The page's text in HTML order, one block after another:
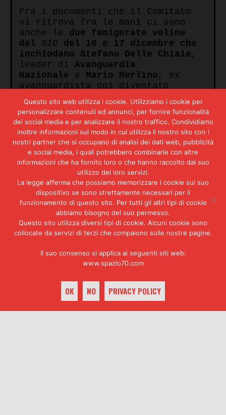
Fra i documenti che il Comitato
si ritrova fra le mani ci sono
anche le due famigerate veline
del SID del 16 e 17 dicembre che
inchiodano Stefano Delle Chiaie ,
leader di Avanguardia
Nazionale e Mario Merlino , ex
avanguardista poi diventato
anarchico, alle loro
responsabilità di autori degli
attentati avvenuti a Roma. Oggi
sappiamo che la gran parte del
materiale presente nel libro è di
provenienza delSID: lo conferma
il suoeditore Giulio Savelliil
quale, giurando sulla buona fede
di tutti, ammette
l’intossicazione provocata dai
servizi anche con i buoni uffici
Giovanni Ventura, poi imputato
per la strage, un’intossicazione
il cui odore acre era stato
Feltrinelli, tanto da fargli
rifiutare la proposta di
Se dovessimo riassumere in poche
Questo sito web utilizza i cookie. Utilizziamo i cookie per
personalizzare contenuti ed annunci, per fornire funzionalità
dei social media e per analizzare il nostro traffico. Condividiamo
inoltre informazioni sul modo in cui utilizza il nostro sito con i
nostri partner che si occupano di analisi dei dati web, pubblicità
e social media, i quali potrebbero combinarle con altre
informazioni che ha fornito loro o che hanno raccolto dal suo
utilizzo dei loro servizi.
La legge afferma che possiamo memorizzare i cookie sul suo
dispositivo se sono strettamente necessari per il
funzionamento di questo sito. Per tutti gli altri tipi di cookie
abbiamo bisogno del suo permesso.
Questo sito utilizza diversi tipi di cookie. Alcuni cookie sono
collocate da servizi di terzi che compaiono sulle nostre pagine.
Il suo consenso si applica ai seguenti siti web:
www.spazio70.com
OK NO PRIVACY POLICY